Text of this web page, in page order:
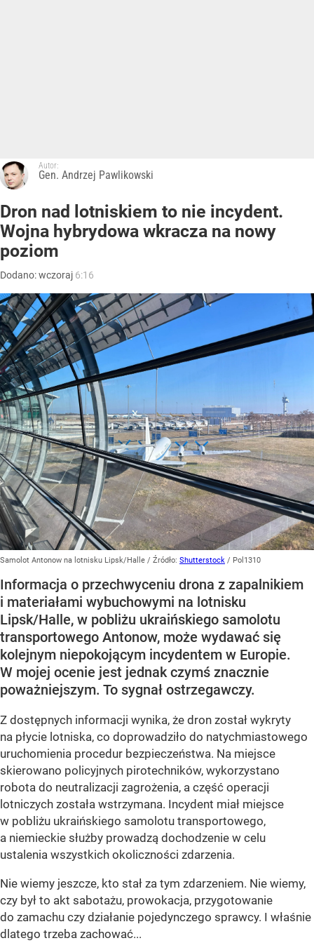
Autor:
Gen. Andrzej Pawlikowski
Dron nad lotniskiem to nie incydent.
Wojna hybrydowa wkracza na nowy
poziom
Dodano:wczoraj 6:16
Samolot Antonow na lotnisku Lipsk/Halle / Źródło: Shutterstock / Pol1310
Informacja o przechwyceniu drona z zapalnikiem
i materiałami wybuchowymi na lotnisku
Lipsk/Halle, w pobliżu ukraińskiego samolotu
transportowego Antonow, może wydawać się
kolejnym niepokojącym incydentem w Europie.
W mojej ocenie jest jednak czymś znacznie
poważniejszym. To sygnał ostrzegawczy.
Z dostępnych informacji wynika, że dron został wykryty
na płycie lotniska, co doprowadziło do natychmiastowego
uruchomienia procedur bezpieczeństwa. Na miejsce
skierowano policyjnych pirotechników, wykorzystano
robota do neutralizacji zagrożenia, a część operacji
lotniczych została wstrzymana. Incydent miał miejsce
w pobliżu ukraińskiego samolotu transportowego,
a niemieckie służby prowadzą dochodzenie w celu
ustalenia wszystkich okoliczności zdarzenia.
Nie wiemy jeszcze, kto stał za tym zdarzeniem. Nie wiemy,
czy był to akt sabotażu, prowokacja, przygotowanie
do zamachu czy działanie pojedynczego sprawcy. I właśnie
dlatego trzeba zachować...